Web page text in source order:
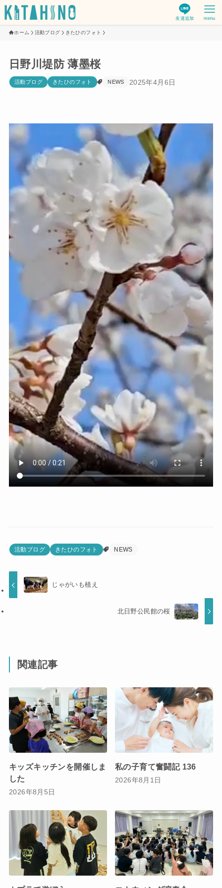
友達追加 menu
ホーム 活動ブログ きたひのフォト
日野川堤防 薄墨桜
活動ブログ きたひのフォト NEWS 2025年4月6日
活動ブログ きたひのフォト NEWS
じゃがいも植え
北日野公民館の桜
関連記事
キッズキッチンを開催しま
した
2026年8月5日
私の子育て奮闘記 136
2026年8月1日